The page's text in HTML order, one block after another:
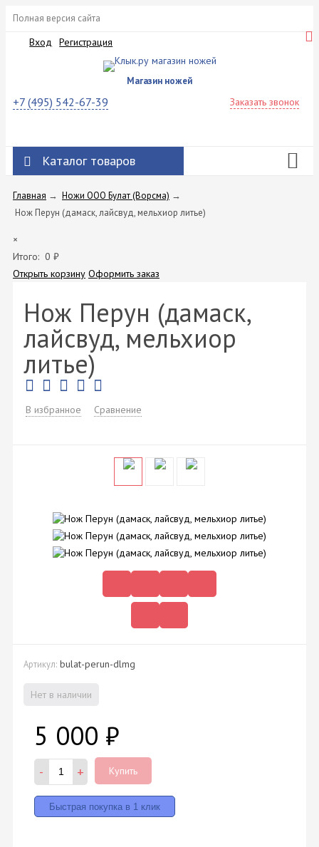
Полная версия сайта
Вход Регистрация
Магазин ножей
+7 (495) 542-67-39 Заказать звонок
Каталог товаров
Главная → Ножи ООО Булат (Ворсма) →
Нож Перун (дамаск, лайсвуд, мельхиор литье)
×
Итого: 0 ₽
Открыть корзину Оформить заказ
Нож Перун (дамаск,
лайсвуд, мельхиор
литье)
В избранное Сравнение
Артикул: bulat-perun-dlmg
Нет в наличии
5 000 ₽
- + Купить